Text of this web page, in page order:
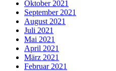
Oktober 2021
September 2021
August 2021
Juli 2021
Mai 2021
April 2021
März 2021
Februar 2021